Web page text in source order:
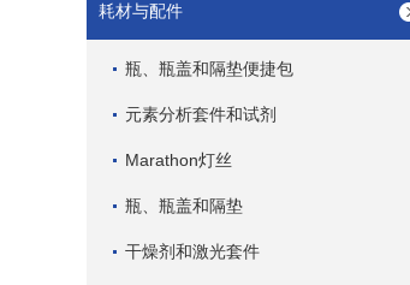
耗材与配件
瓶、瓶盖和隔垫便捷包
元素分析套件和试剂
Marathon灯丝
瓶、瓶盖和隔垫
干燥剂和激光套件